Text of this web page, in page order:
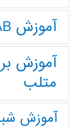
آموزش MATLAB
آموزش
متلب
آموزش